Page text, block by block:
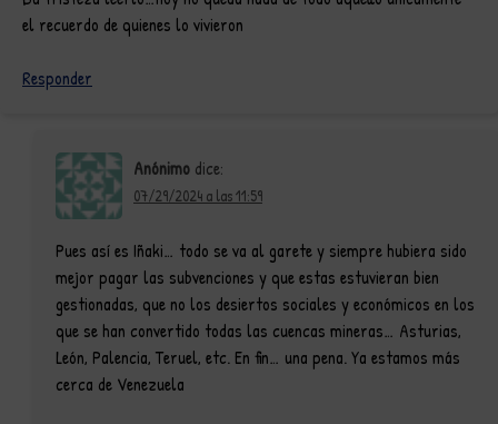
el recuerdo de quienes lo vivieron
Responder
Anónimo dice:
07/29/2024 a las 11:59
Pues así es Iñaki… todo se va al garete y siempre hubiera sido
mejor pagar las subvenciones y que estas estuvieran bien
gestionadas, que no los desiertos sociales y económicos en los
que se han convertido todas las cuencas mineras… Asturias,
León, Palencia, Teruel, etc. En fin… una pena. Ya estamos más
cerca de Venezuela